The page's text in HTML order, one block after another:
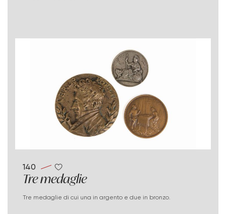
140
Tre medaglie
Tre medaglie di cui una in argento e due in bronzo.